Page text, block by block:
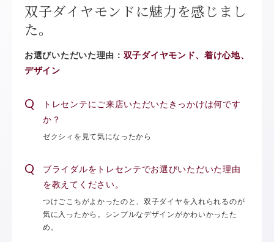
双子ダイヤモンドに魅力を感じまし
た。
お選びいただいた理由： 双子ダイヤモンド、着け心地、
デザイン
トレセンテにご来店いただいたきっかけは何です
か？
ゼクシィを見て気になったから
ブライダルをトレセンテでお選びいただいた理由
を教えてください。
つけごこちがよかったのと、双子ダイヤを入れられるのが
気に入ったから。シンプルなデザインがかわいかったた
め。